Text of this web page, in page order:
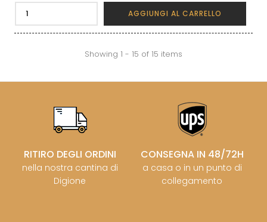
AGGIUNGI AL CARRELLO
Showing 1 - 15 of 15 items
RITIRO DEGLI ORDINI
nella nostra cantina di
Digione
CONSEGNA IN 48/72H
a casa o in un punto di
collegamento